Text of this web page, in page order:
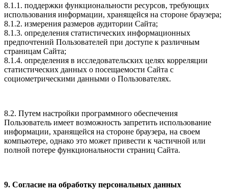
8.1.1. поддержки функциональности ресурсов, требующих
использования информации, хранящейся на стороне браузера;
8.1.2. измерения размеров аудитории Сайта;
8.1.3. определения статистических информационных
предпочтений Пользователей при доступе к различным
страницам Сайта;
8.1.4. определения в исследовательских целях корреляции
статистических данных о посещаемости Сайта с
социометрическими данными о Пользователях.
8.2. Путем настройки программного обеспечения
Пользователь имеет возможность запретить использование
информации, хранящейся на стороне браузера, на своем
компьютере, однако это может привести к частичной или
полной потере функциональности страниц Сайта.
9. Согласие на обработку персональных данных